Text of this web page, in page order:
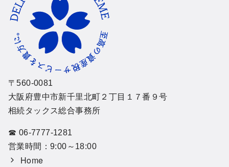
〒560-0081
大阪府豊中市新千里北町２丁目１７番９号
相続タックス総合事務所
☎ 06-7777-1281
営業時間：9:00～18:00
Home